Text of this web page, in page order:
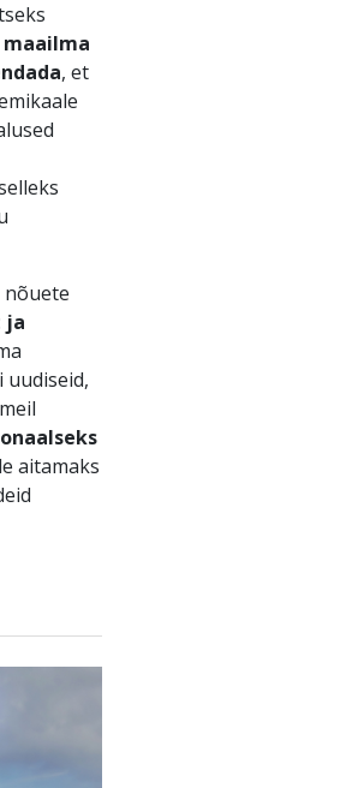
, et
ja
uudiseid,
aitamaks